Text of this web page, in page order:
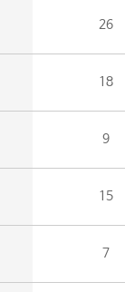
26
18
9
15
7